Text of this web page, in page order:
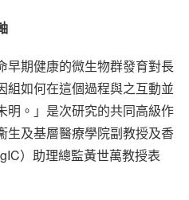
早期健康的微生物群發育對長
組如何在這個過程與之互動並
明。」是次研究的共同高級作
生及基層醫療學院副教授及香
）助理總監黃世萬教授表